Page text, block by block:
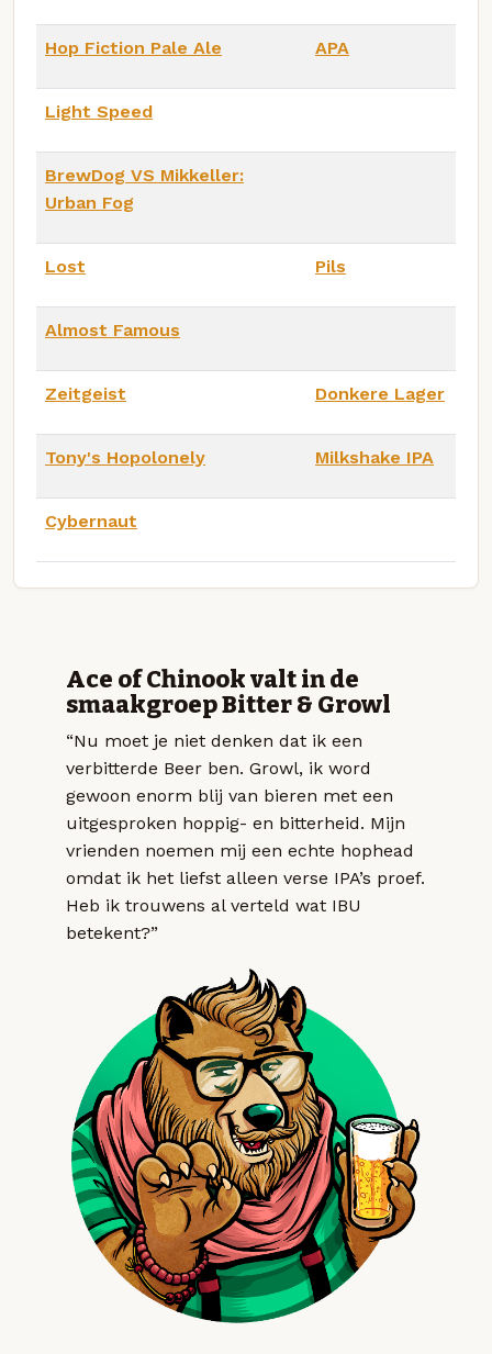
Hop Fiction Pale Ale APA
Light Speed
BrewDog VS Mikkeller:
Urban Fog
Lost Pils
Almost Famous
Zeitgeist Donkere Lager
Tony's Hopolonely Milkshake IPA
Cybernaut
Ace of Chinook valt in de
smaakgroep Bitter & Growl
“Nu moet je niet denken dat ik een
verbitterde Beer ben. Growl, ik word
gewoon enorm blij van bieren met een
uitgesproken hoppig- en bitterheid. Mijn
vrienden noemen mij een echte hophead
omdat ik het liefst alleen verse IPA’s proef.
Heb ik trouwens al verteld wat IBU
betekent?”